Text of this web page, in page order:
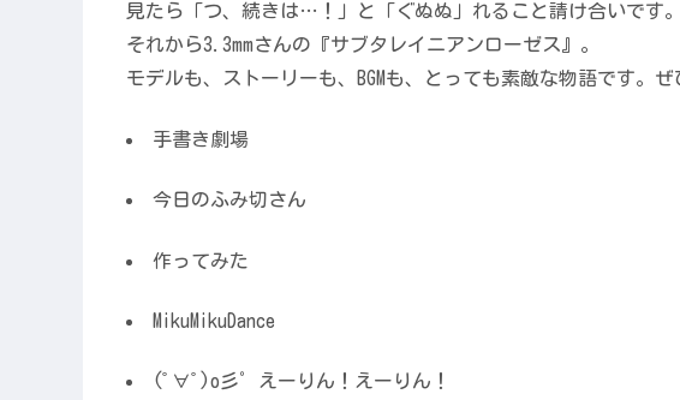
見たら「つ、続きは…！」と「ぐぬぬ」れること請け合いです。
それから3.3mmさんの『サブタレイニアンローゼス』。
モデルも、ストーリーも、BGMも、とっても素敵な物語です。ぜ
手書き劇場
今日のふみ切さん
作ってみた
MikuMikuDance
(ﾟ∀ﾟ)o彡゜えーりん！えーりん！